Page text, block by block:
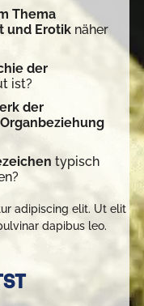
Thema
und Erotiknäher
der
ist?
der
typisch
adipiscing elit. Ut elit
dapibus leo.